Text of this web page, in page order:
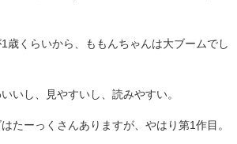
歳くらいから、ももんちゃんは大ブームでし
いし、見やすいし、読みやすい。
たーっくさんありますが、やはり第1作目。